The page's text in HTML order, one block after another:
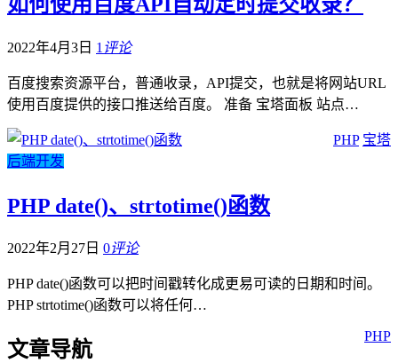
2022年4月3日 1 评论
百度搜索资源平台，普通收录，API提交，也就是将网站URL
使用百度提供的接口推送给百度。 准备 宝塔面板 站点…
PHP 宝塔
后端开发
PHP date()、strtotime()函数
2022年2月27日 0评论
PHP date()函数可以把时间戳转化成更易可读的日期和时间。
PHP strtotime()函数可以将任何…
PHP
文章导航